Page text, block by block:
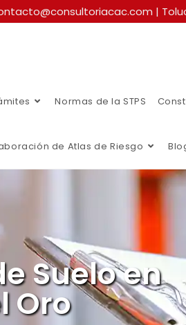
|
Normas de la STPS
de Atlas de Riesgo
Suelo en
Oro